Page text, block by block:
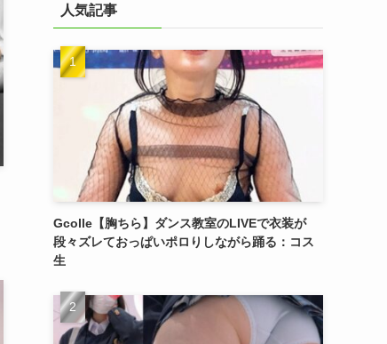
人気記事
Gcolle【胸ちら】ダンス教室のLIVEで衣装が
段々ズレておっぱいポロりしながら踊る：コス
生